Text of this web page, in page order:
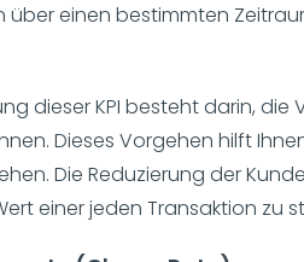
einen bestimmten
dieser KPI besteht darin,
Dieses Vorgehen hilft
Die Reduzierung der
einer jeden Transaktion zu